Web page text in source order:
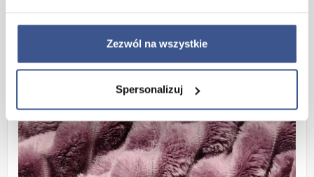
Zezwól na wszystkie
Spersonalizuj